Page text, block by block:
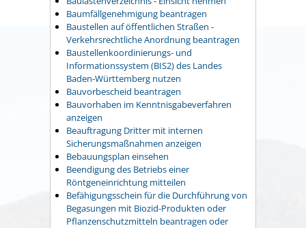
Baumfällgenehmigung beantragen
Baustellen auf öffentlichen Straßen -
Verkehrsrechtliche Anordnung beantragen
Baustellenkoordinierungs- und
Informationssystem (BIS2) des Landes
Baden-Württemberg nutzen
Bauvorbescheid beantragen
Bauvorhaben im Kenntnisgabeverfahren
anzeigen
Beauftragung Dritter mit internen
Sicherungsmaßnahmen anzeigen
Bebauungsplan einsehen
Beendigung des Betriebs einer
Röntgeneinrichtung mitteilen
Befähigungsschein für die Durchführung von
Begasungen mit Biozid-Produkten oder
Pflanzenschutzmitteln beantragen oder